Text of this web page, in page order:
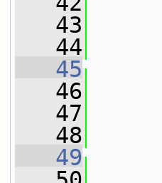
   43
   44
   45
   46
   47
   48
   49